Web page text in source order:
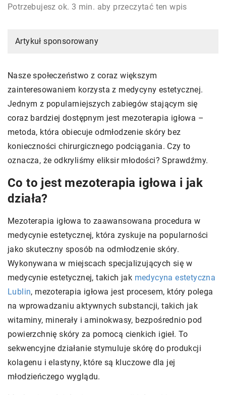
Potrzebujesz ok. 3 min. aby przeczytać ten wpis
Artykuł sponsorowany
Nasze społeczeństwo z coraz większym
zainteresowaniem korzysta z medycyny estetycznej.
Jednym z popularniejszych zabiegów stającym się
coraz bardziej dostępnym jest mezoterapia igłowa –
metoda, która obiecuje odmłodzenie skóry bez
konieczności chirurgicznego podciągania. Czy to
oznacza, że odkryliśmy eliksir młodości? Sprawdźmy.
Co to jest mezoterapia igłowa i jak
działa?
Mezoterapia igłowa to zaawansowana procedura w
medycynie estetycznej, która zyskuje na popularności
jako skuteczny sposób na odmłodzenie skóry.
Wykonywana w miejscach specjalizujących się w
medycynie estetycznej, takich jak medycyna estetyczna
Lublin, mezoterapia igłowa jest procesem, który polega
na wprowadzaniu aktywnych substancji, takich jak
witaminy, minerały i aminokwasy, bezpośrednio pod
powierzchnię skóry za pomocą cienkich igieł. To
sekwencyjne działanie stymuluje skórę do produkcji
kolagenu i elastyny, które są kluczowe dla jej
młodzieńczego wyglądu.